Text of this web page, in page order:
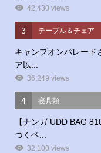
42,430 views
3 テーブル＆チェア
キャンプオンパレード
ア以...
36,249 views
4 寝具類
【ナンガ UDD BAG
つくベ...
32,100 views